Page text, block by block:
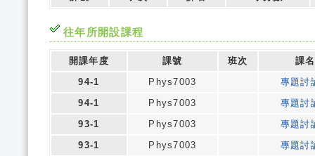
往年所開設課程
開課年度 課號 班次
課名
94-1
Phys7003
專題討
94-1
Phys7003
專題討
93-1
Phys7003
專題討
93-1
Phys7003 專題討